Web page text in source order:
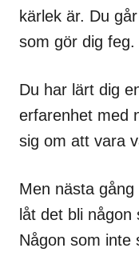
kärlek är. Du
som gör dig feg.
Du har lärt dig
erfarenhet med
sig om att vara
Men nästa
låt det bli
Någon som inte